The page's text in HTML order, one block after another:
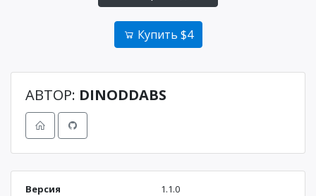
Купить $4
АВТОР: DINODDABS
Версия 1.1.0